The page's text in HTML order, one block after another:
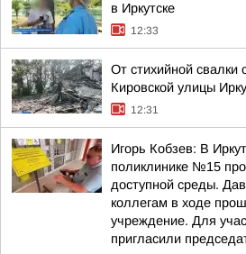
в Иркутске
12:33
От стихийной свалки
Кировской улицы
12:31
Игорь Кобзев: В
поликлинике №15
доступной среды.
коллегам в ходе
учреждение. Для
пригласили